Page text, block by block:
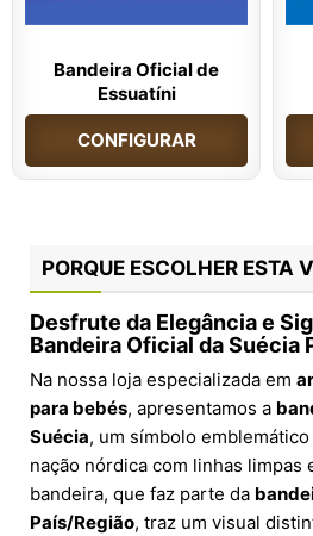
Bandeira Oficial de
Essuatíni
CONFIGURAR
PORQUE ESCOLHER ESTA
Desfrute da Elegância e
Bandeira Oficial da Suécia
Na nossa loja especializada em
para bebés, apresentamos a
Suécia, um símbolo
nação nórdica com linhas limpas
bandeira, que faz parte da
País/Região, traz um visual